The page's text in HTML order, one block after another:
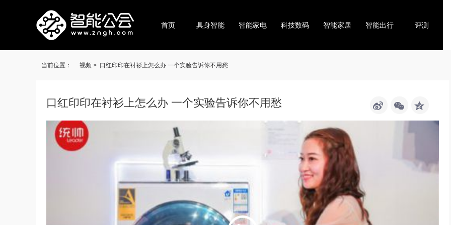
首页 具身智能 智能家电 科技数码 智能家居 智能出行 评测
当前位置： 视频 > 口红印印在衬衫上怎么办 一个实验告诉你不用愁
口红印印在衬衫上怎么办 一个实验告诉你不用愁